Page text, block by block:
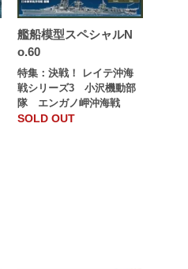
艦船模型スペシャルN
o.60
特集：決戦！ レイテ沖海
戦シリーズ3 小沢機動部
隊 エンガノ岬沖海戦
SOLD OUT